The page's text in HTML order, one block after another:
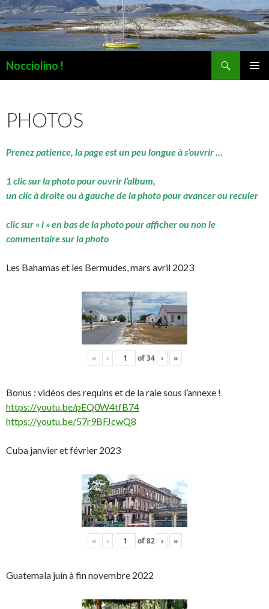
Nocciolino !
PHOTOS
Prenez patience, la page est un peu longue à s’ouvrir …
1 clic sur la photo pour ouvrir l’album,
un clic à droite ou à gauche de la photo pour avancer ou reculer
clic sur « i » en bas de la photo pour afficher ou non le
commentaire sur la photo
Les Bahamas et les Bermudes, mars avril 2023
« ‹ of34 › »
Bonus : vidéos des requins et de la raie sous l’annexe !
https://youtu.be/pEQ0W4tfB74
https://youtu.be/57r9BFJcwQ8
Cuba janvier et février 2023
« ‹ of82 › »
Guatemala juin à fin novembre 2022